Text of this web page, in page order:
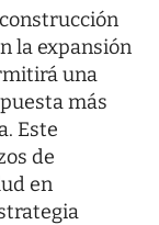
la expansión
una
más
Este
de
en